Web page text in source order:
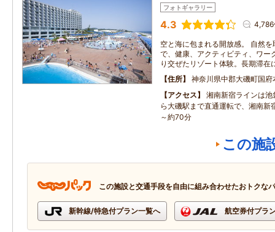
フォトギャラリー
4.3 4,786
空と海に包まれる開放感。 自然
で、健康、アクティビティ、ワー
り交ぜたリゾート体験。長期滞在
住所
神奈川県中郡大磯町国府
アクセス
湘南新宿ラインは
ら大磯駅まで直通運転で、湘南新
～約70分
この施
この施設と交通手段を自由に組み合わせたおトクな
新幹線/特急付プラン一覧へ 航空券付プラ